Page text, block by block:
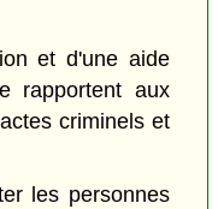
et d'une aide
rapportent aux
criminels et
les personnes